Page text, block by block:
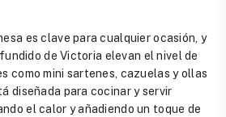
es clave para cualquier ocasión, y
de Victoria elevan el nivel de
como mini sartenes, cazuelas y ollas
diseñada para cocinar y servir
el calor y añadiendo un toque de